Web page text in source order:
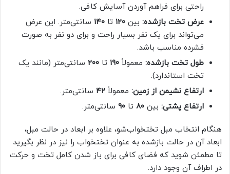
راحتی برای فراهم آوردن آسایش کافی.
عرض تخت بازشده: بین ۱۲۰ تا ۱۴۰ سانتی‌متر. این عرض
می‌تواند برای یک نفر بسیار راحت و برای دو نفر به صورت
فشرده مناسب باشد.
طول تخت بازشده: معمولاً ۱۹۰ تا ۲۰۰ سانتی‌متر (مانند یک
تخت استاندارد).
ارتفاع نشیمن از زمین: معمولاً ۴۲ سانتی‌متر.
ارتفاع پشتی: بین ۸۰ تا ۹۰ سانتی‌متر.
هنگام انتخاب مبل تختخواب‌شو، علاوه بر ابعاد در حالت مبل،
ابعاد آن در حالت بازشده به عنوان تختخواب را نیز در نظر بگیرید
تا مطمئن شوید که فضای کافی برای باز شدن کامل تخت و حرکت
در اطراف آن وجود دارد.